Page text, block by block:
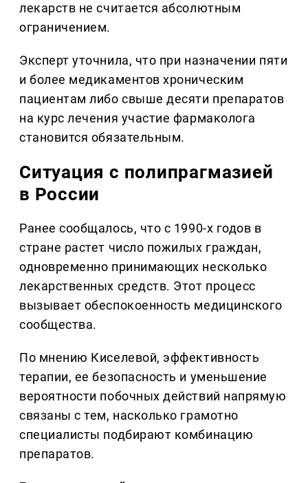
лекарств не считается абсолютным
ограничением.
Эксперт уточнила, что при назначении пяти
и более медикаментов хроническим
пациентам либо свыше десяти препаратов
на курс лечения участие фармаколога
становится обязательным.
Ситуация с полипрагмазией
в России
Ранее сообщалось, что с 1990-х годов в
стране растет число пожилых граждан,
одновременно принимающих несколько
лекарственных средств. Этот процесс
вызывает обеспокоенность медицинского
сообщества.
По мнению Киселевой, эффективность
терапии, ее безопасность и уменьшение
вероятности побочных действий напрямую
связаны с тем, насколько грамотно
специалисты подбирают комбинацию
препаратов.